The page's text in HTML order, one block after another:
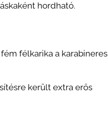
hordható.
félkarika a karabineres
került extra erős